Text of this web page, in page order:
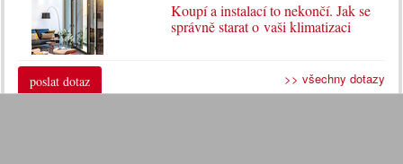
Koupí a instalací to nekončí. Jak se
správně starat o vaši klimatizaci
poslat dotaz >> všechny dotazy